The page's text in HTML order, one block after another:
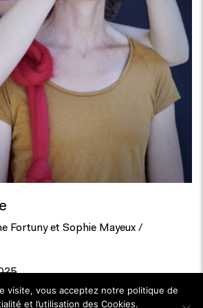
Fortuny et Sophie Mayeux /
visite, vous acceptez notre politique de
et l’utilisation des Cookies.